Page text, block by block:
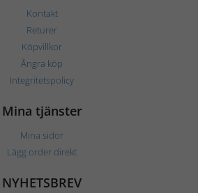
Kontakt
Returer
Köpvillkor
Ångra köp
Integritetspolicy
Mina tjänster
Mina sidor
Lägg order direkt
NYHETSBREV